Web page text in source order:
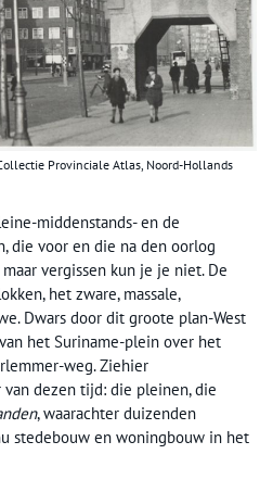
Provinciale Atlas, Noord-Hollands
middenstands- en de
die voor en die na den oorlog
vergissen kun je je niet. De
het zware, massale,
Dwars door dit groote plan-West
het Suriname-plein over het
weg. Ziehier
dezen tijd: die pleinen, die
, waarachter duizenden
stedebouw en woningbouw in het